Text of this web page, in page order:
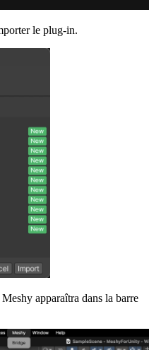
le plug-in.
apparaîtra dans la barre